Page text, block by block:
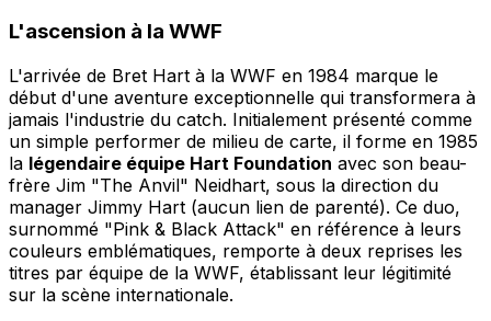
L'ascension à la WWF
L'arrivée de Bret Hart à la WWF en 1984 marque le
début d'une aventure exceptionnelle qui transformera à
jamais l'industrie du catch. Initialement présenté comme
un simple performer de milieu de carte, il forme en 1985
la légendaire équipe Hart Foundation avec son beau-
frère Jim "The Anvil" Neidhart, sous la direction du
manager Jimmy Hart (aucun lien de parenté). Ce duo,
surnommé "Pink & Black Attack" en référence à leurs
couleurs emblématiques, remporte à deux reprises les
titres par équipe de la WWF, établissant leur légitimité
sur la scène internationale.